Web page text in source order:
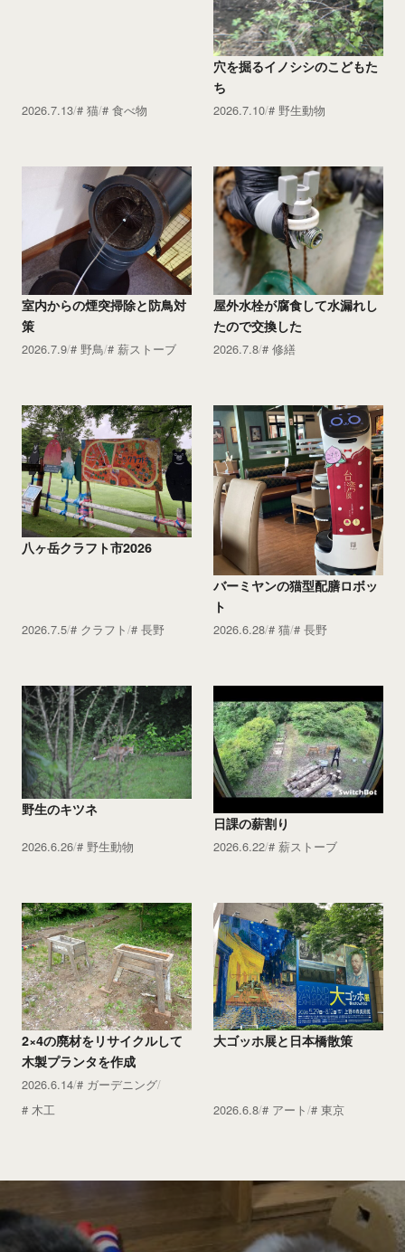
2026.7.13 猫 食べ物
穴を掘るイノシシのこどもた
ち
2026.7.10 野生動物
室内からの煙突掃除と防鳥対
策
2026.7.9 野鳥 薪ストーブ
屋外水栓が腐食して水漏れし
たので交換した
2026.7.8 修繕
八ヶ岳クラフト市2026
2026.7.5 クラフト 長野
バーミヤンの猫型配膳ロボッ
ト
2026.6.28 猫 長野
野生のキツネ
2026.6.26 野生動物
日課の薪割り
2026.6.22 薪ストーブ
2×4の廃材をリサイクルして
木製プランタを作成
2026.6.14
ガーデニング
木工
大ゴッホ展と日本橋散策
2026.6.8 アート 東京